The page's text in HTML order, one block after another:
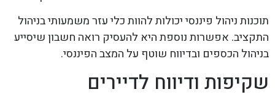
תוכנות ניהול פיננסי יכולות להוות כלי עזר משמעותי בניהול
התקציב. אפשרות נוספת היא להעסיק רואה חשבון שיסייע
בניהול הכספים ובדיווח שוטף על המצב הפיננסי.
שקיפות ודיווח לדיירים